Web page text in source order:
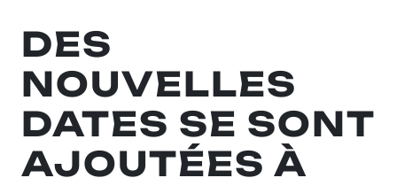
DES
NOUVELLES
DATES SE SONT
AJOUTÉES À